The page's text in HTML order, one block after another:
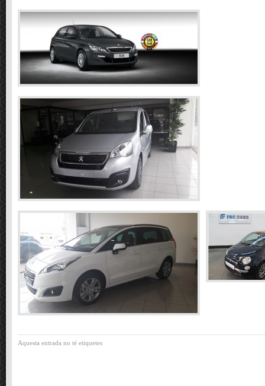
Aquesta entrada no té etiquetes